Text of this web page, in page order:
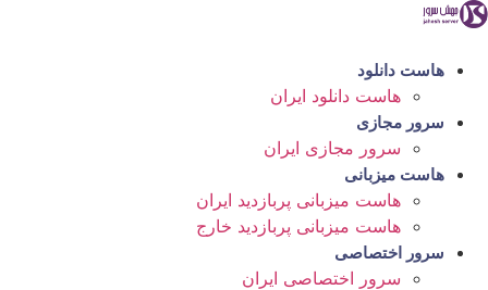
پرش
محتوا
هاست دانلود
هاست دانلود ایران
سرور مجازی
سرور مجازی ایران
هاست میزبانی
هاست میزبانی پربازدید ایران
هاست میزبانی پربازدید خارج
سرور اختصاصی
سرور اختصاصی ایران